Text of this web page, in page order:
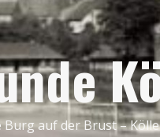
Burg auf der Brust –